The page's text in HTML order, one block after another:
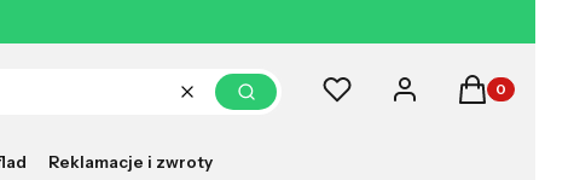
WyczyśćSzukaj
Ulubione Zaloguj sięProdukty w
Koszyk
Reklamacje i zwroty